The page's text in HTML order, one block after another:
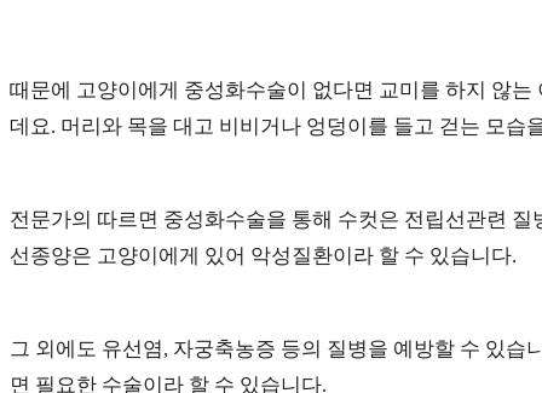
때문에 고양이에게 중성화수술이 없다면 교미를 하지 않
데요. 머리와 목을 대고 비비거나 엉덩이를 들고 걷는 모습
전문가의 따르면 중성화수술을 통해 수컷은 전립선관련
선종양은 고양이에게 있어 악성질환이라 할 수 있습니다.
그 외에도 유선염, 자궁축농증 등의 질병을 예방할 수 있
면 필요한 수술이라 할 수 있습니다.